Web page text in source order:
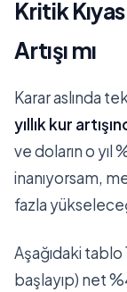
Kritik
Artışı mı
Karar aslında
yıllık kur
ve doların o
inanıyorsam,
fazla
Aşağıdaki
başlayıp) net